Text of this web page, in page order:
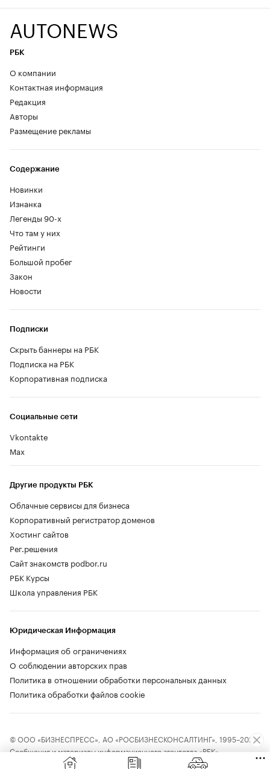
AUTONEWS
РБК
О компании
Контактная информация
Редакция
Авторы
Размещение рекламы
Содержание
Новинки
Изнанка
Легенды 90-х
Что там у них
Рейтинги
Большой пробег
Закон
Новости
Социальные сети
Vkontakte
Max
Другие продукты РБК
Облачные сервисы для бизнеса
Корпоративный регистратор доменов
Хостинг сайтов
Рег.решения
Сайт знакомств podbor.ru
РБК Курсы
Школа управления РБК
Подписки
Скрыть баннеры на РБК
Подписка на РБК
Корпоративная подписка
Юридическая Информация
Информация об ограничениях
О соблюдении авторских прав
Политика в отношении обработки персональных данных
Политика обработки файлов cookie
© ООО «БИЗНЕСПРЕСС», АО «РОСБИЗНЕСКОНСАЛТИНГ», 1995–2026.
Сообщения и материалы информационного агентства «РБК»
(свидетельство о регистрации средства массовой информации выдано